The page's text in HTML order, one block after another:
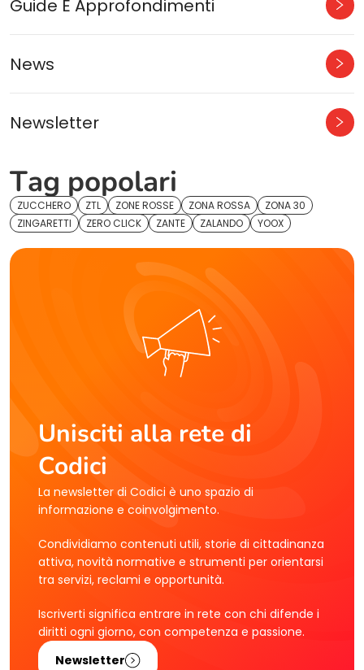
Guide E Approfondimenti
News
Newsletter
Tag popolari
ZUCCHERO ZTL ZONE ROSSE ZONA ROSSA
ZONA 30
ZINGARETTI
ZERO CLICK ZANTE ZALANDO YOOX
Unisciti alla rete di
Codici
La newsletter di Codici è uno spazio di
informazione e coinvolgimento.
Condividiamo contenuti utili, storie di cittadinanza
attiva, novità normative e strumenti per orientarsi
tra servizi, reclami e opportunità.
Iscriverti significa entrare in rete con chi difende i
diritti ogni giorno, con competenza e passione.
Newsletter